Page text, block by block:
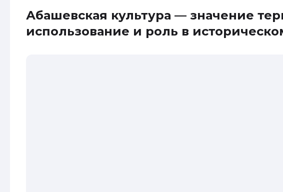
Абашевская культура — значение
использование и роль в